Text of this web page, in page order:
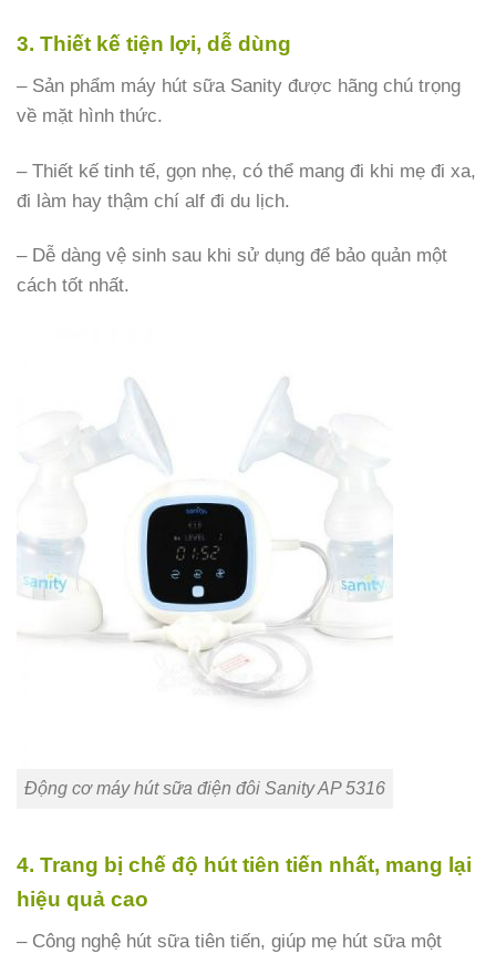
3. Thiết kế tiện lợi, dễ dùng
– Sản phẩm máy hút sữa Sanity được hãng chú trọng
về mặt hình thức.
– Thiết kế tinh tế, gọn nhẹ, có thể mang đi khi mẹ đi xa,
đi làm hay thậm chí alf đi du lịch.
– Dễ dàng vệ sinh sau khi sử dụng để bảo quản một
cách tốt nhất.
Động cơ máy hút sữa điện đôi Sanity AP 5316
4. Trang bị chế độ hút tiên tiến nhất, mang lại
hiệu quả cao
– Công nghệ hút sữa tiên tiến, giúp mẹ hút sữa một